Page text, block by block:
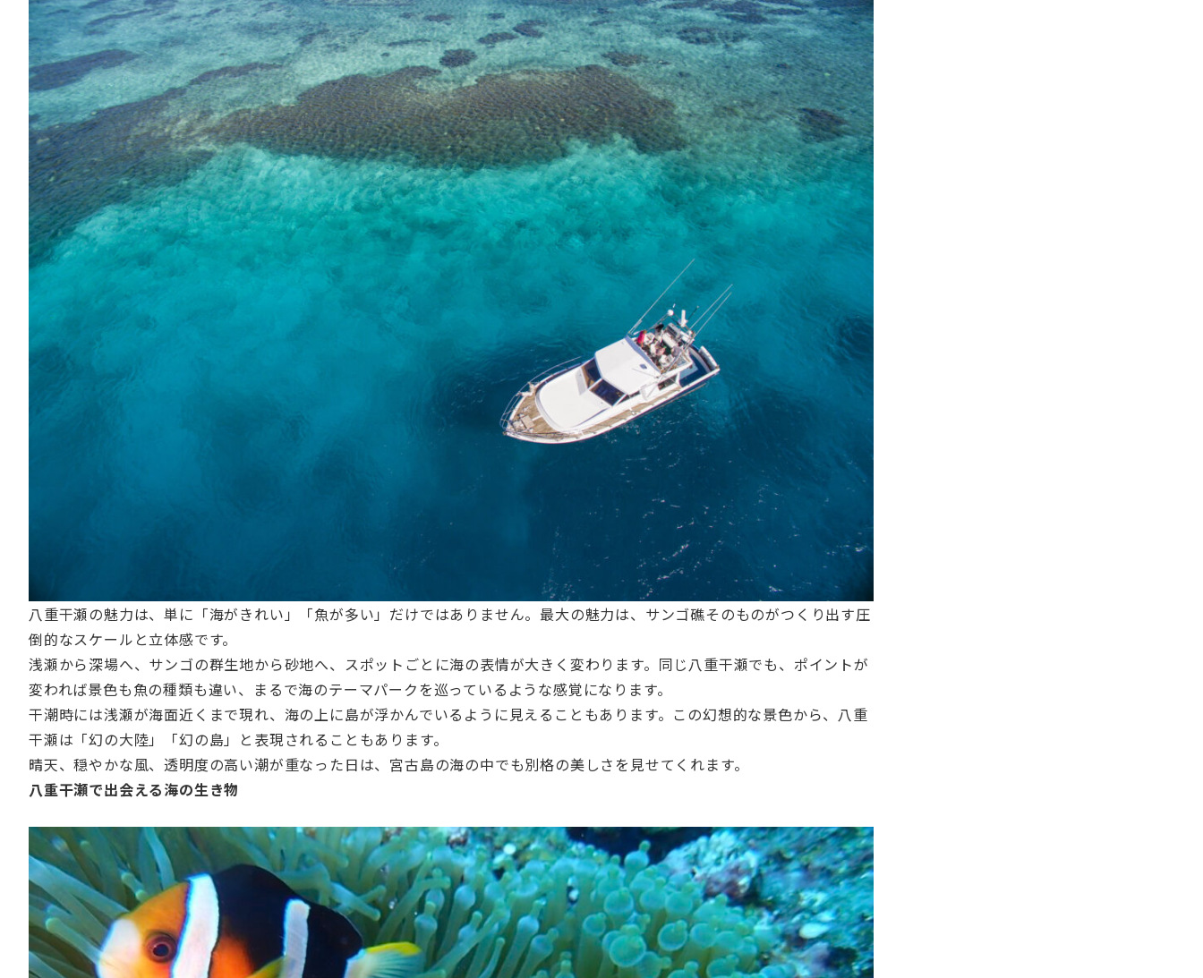
八重干瀬の魅力は、単に「海がきれい」「魚が多い」だけではありません。最大の魅力は、サンゴ礁そのものがつくり出す圧
倒的なスケールと立体感です。
浅瀬から深場へ、サンゴの群生地から砂地へ、スポットごとに海の表情が大きく変わります。同じ八重干瀬でも、ポイントが
変われば景色も魚の種類も違い、まるで海のテーマパークを巡っているような感覚になります。
干潮時には浅瀬が海面近くまで現れ、海の上に島が浮かんでいるように見えることもあります。この幻想的な景色から、八重
干瀬は「幻の大陸」「幻の島」と表現されることもあります。
晴天、穏やかな風、透明度の高い潮が重なった日は、宮古島の海の中でも別格の美しさを見せてくれます。
八重干瀬で出会える海の生き物